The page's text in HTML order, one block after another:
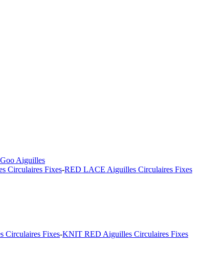
Aiguilles
Circulaires Fixes-RED LACE Aiguilles Circulaires Fixes
Circulaires Fixes-KNIT RED Aiguilles Circulaires Fixes